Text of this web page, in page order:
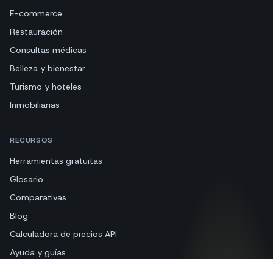
E-commerce
Restauración
Consultas médicas
Belleza y bienestar
Turismo y hoteles
Inmobiliarias
RECURSOS
Herramientas gratuitas
Glosario
Comparativas
Blog
Calculadora de precios API
Ayuda y guías